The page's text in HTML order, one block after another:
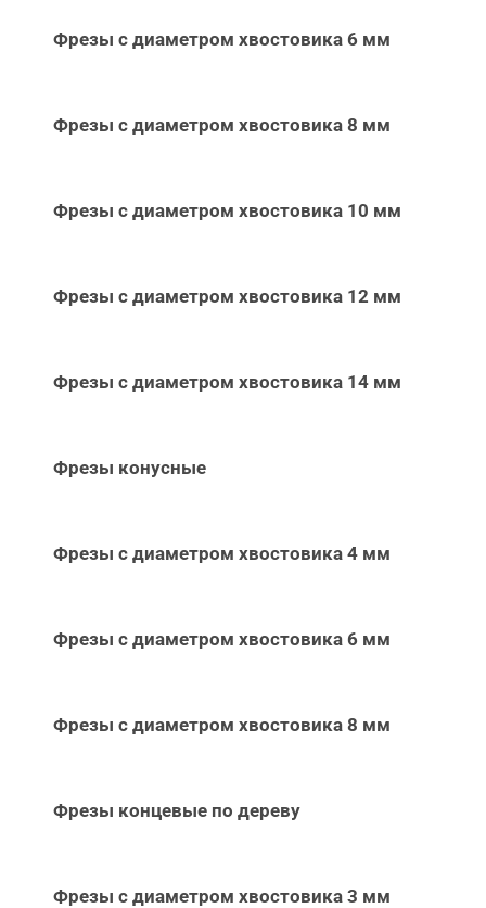
Фрезы с диаметром хвостовика 6 мм
Фрезы с диаметром хвостовика 8 мм
Фрезы с диаметром хвостовика 10 мм
Фрезы с диаметром хвостовика 12 мм
Фрезы с диаметром хвостовика 14 мм
Фрезы конусные
Фрезы с диаметром хвостовика 4 мм
Фрезы с диаметром хвостовика 6 мм
Фрезы с диаметром хвостовика 8 мм
Фрезы концевые по дереву
Фрезы с диаметром хвостовика 3 мм